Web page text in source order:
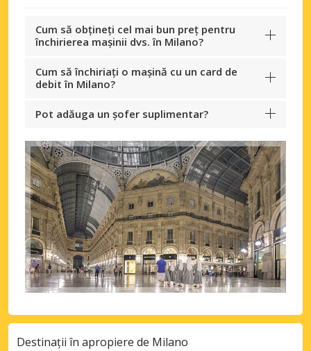
Cum să obțineți cel mai bun preț pentru
închirierea mașinii dvs. în Milano?
Cum să închiriați o mașină cu un card de
debit în Milano?
Pot adăuga un șofer suplimentar?
Destinații în apropiere de Milano